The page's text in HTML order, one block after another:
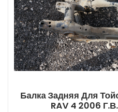
Балка Задняя Для
RAV 4 2006